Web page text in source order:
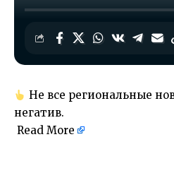
Не все региональные
негатив.
Read More